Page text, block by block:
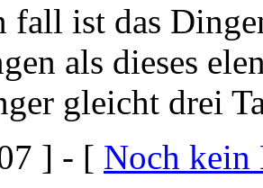
fall ist das
als dieses
gleicht drei
] - [ Noch kein